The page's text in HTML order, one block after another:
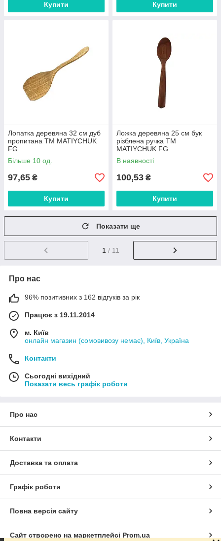
Купити Купити
Лопатка деревяна 32 см дуб
пропитана ТМ MATIYCHUK
FG
Більше 10 од.
97,65 ₴
Купити
Ложка деревяна 25 см бук
різблена ручка ТМ
MATIYCHUK FG
В наявності
100,53 ₴
Купити
Показати ще
1 / 11
Про нас
96% позитивних з 162 відгуків за рік
Працює з 19.11.2014
м. Київ
онлайн магазин (сомовивозу немає), Київ, Україна
Контакти
Сьогодні вихідний
Показати весь графік роботи
Про нас
Контакти
Доставка та оплата
Графік роботи
Повна версія сайту
Сайт створено на маркетплейсі Prom.ua